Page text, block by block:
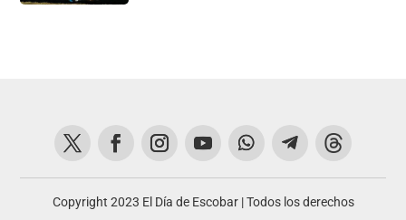
Copyright 2023 El Día de Escobar | Todos los derechos